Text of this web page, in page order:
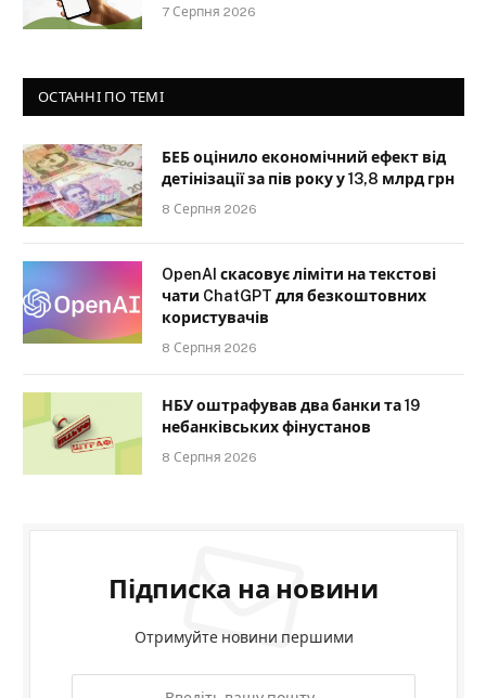
7 Серпня 2026
ОСТАННІ ПО ТЕМІ
БЕБ оцінило економічний ефект від
детінізації за пів року у 13,8 млрд грн
8 Серпня 2026
OpenAI скасовує ліміти на текстові
чати ChatGPT для безкоштовних
користувачів
8 Серпня 2026
НБУ оштрафував два банки та 19
небанківських фінустанов
8 Серпня 2026
Підписка на новини
Отримуйте новини першими